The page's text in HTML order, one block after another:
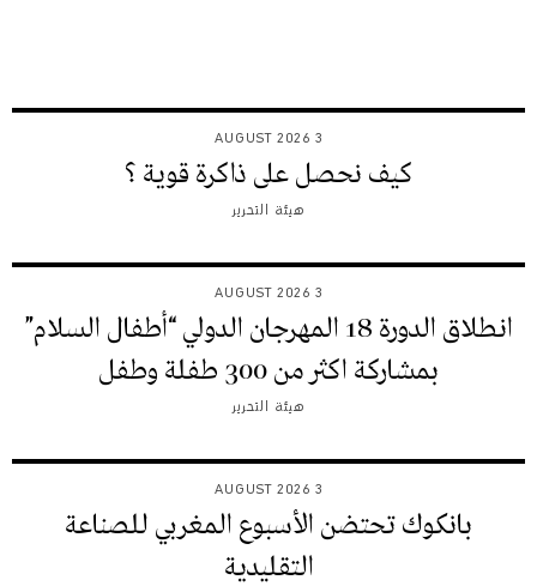
3 AUGUST 2026
كيف نحصل على ذاكرة قوية ؟
هيئة التحرير
3 AUGUST 2026
انطلاق الدورة 18 المهرجان الدولي “أطفال السلام”
بمشاركة اكثر من 300 طفلة وطفل
هيئة التحرير
3 AUGUST 2026
بانكوك تحتضن الأسبوع المغربي للصناعة
التقليدية